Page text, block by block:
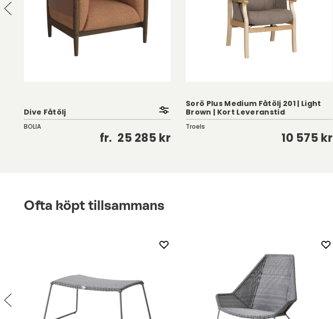
Dive Fåtölj
BOLIA
fr. 25 285 kr
Sorö Plus Medium Fåtölj 201 | Light
Brown | Kort Leveranstid
Troels
10 575 kr
Ofta köpt tillsammans